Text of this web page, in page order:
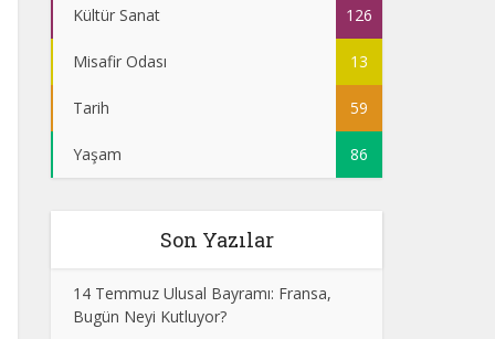
Kültür Sanat 126
Misafir Odası 13
Tarih 59
Yaşam 86
Son Yazılar
14 Temmuz Ulusal Bayramı: Fransa,
Bugün Neyi Kutluyor?